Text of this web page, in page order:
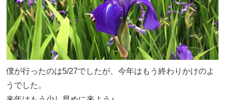
僕が行ったのは5/27でしたが、今年はもう終わりかけのよ
うでした。